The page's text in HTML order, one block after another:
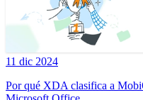
11 dic 2024
Por qué XDA clasifica a